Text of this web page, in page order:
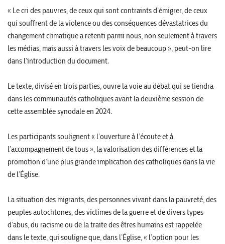
« Le cri des pauvres, de ceux qui sont contraints d’émigrer, de ceux
qui souffrent de la violence ou des conséquences dévastatrices du
changement climatique a retenti parmi nous, non seulement à travers
les médias, mais aussi à travers les voix de beaucoup », peut-on lire
dans l’introduction du document.
Le texte, divisé en trois parties, ouvre la voie au débat qui se tiendra
dans les communautés catholiques avant la deuxième session de
cette assemblée synodale en 2024.
Les participants soulignent « l’ouverture à l’écoute et à
l’accompagnement de tous », la valorisation des différences et la
promotion d’une plus grande implication des catholiques dans la vie
de l’Église.
La situation des migrants, des personnes vivant dans la pauvreté, des
peuples autochtones, des victimes de la guerre et de divers types
d’abus, du racisme ou de la traite des êtres humains est rappelée
dans le texte, qui souligne que, dans l’Église, « l’option pour les